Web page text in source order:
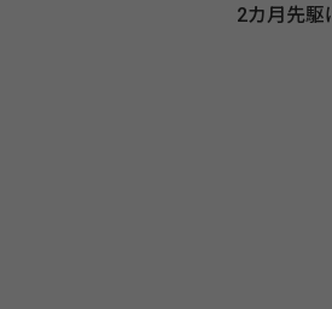
伝えたい！薬との付き合い方」（保健指導リ
2カ月先駆